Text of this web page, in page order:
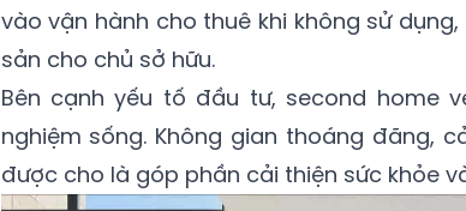
vào vận hành cho thuê khi không sử
sản cho chủ sở hữu.
Bên cạnh yếu tố đầu tư, second home
nghiệm sống. Không gian thoáng đãng,
được cho là góp phần cải thiện sức khỏe